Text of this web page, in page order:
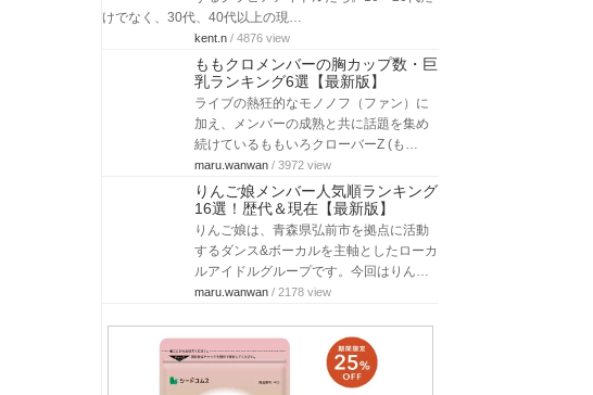
けでなく、30代、40代以上の現…
kent.n / 4876 view
ももクロメンバーの胸カップ数・巨
乳ランキング6選【最新版】
ライブの熱狂的なモノノフ（ファン）に
加え、メンバーの成熟と共に話題を集め
続けているももいろクローバーZ (も…
maru.wanwan / 3972 view
りんご娘メンバー人気順ランキング
16選！歴代＆現在【最新版】
りんご娘は、青森県弘前市を拠点に活動
するダンス&ボーカルを主軸としたローカ
ルアイドルグループです。今回はりん…
maru.wanwan / 2178 view